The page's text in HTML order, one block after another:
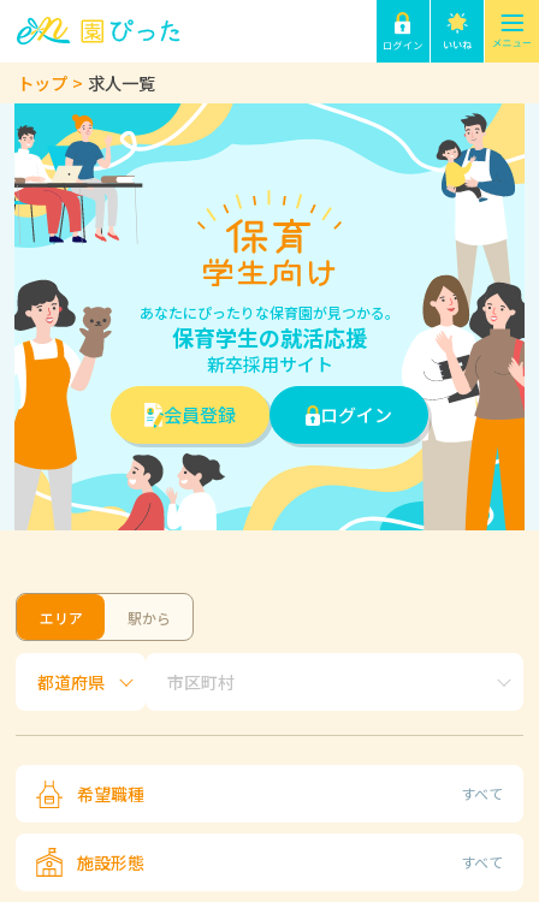
トップ 求人一覧
あなたにぴったりな保育園が見つかる。
保育学生の就活応援
新卒採用サイト
会員登録
ログイン
エリア 駅から
希望職種 すべて
施設形態 すべて